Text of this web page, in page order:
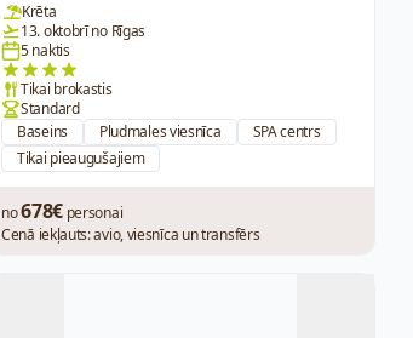
Krēta
13. oktobrī no Rīgas
5 naktis
Tikai brokastis
Standard
Baseins
Pludmales viesnīca
SPA centrs
Tikai pieaugušajiem
no678€personai
Cenā iekļauts: avio, viesnīca un transfērs